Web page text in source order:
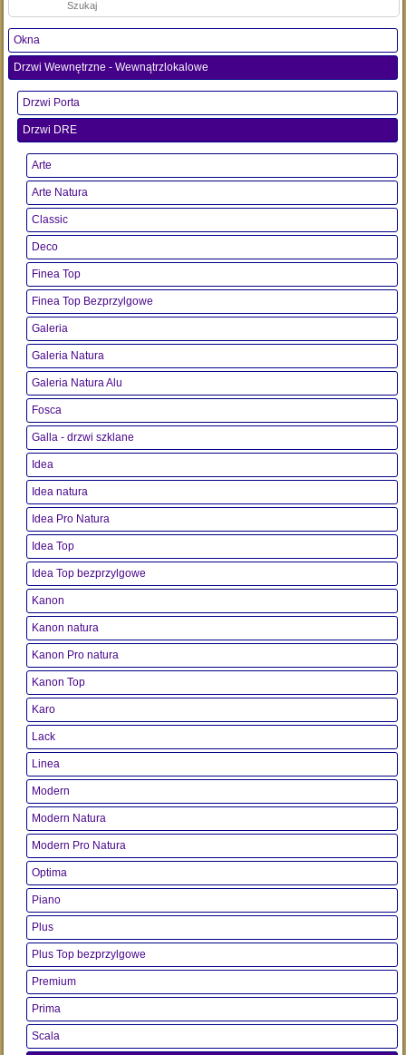
Okna
Drzwi Wewnętrzne - Wewnątrzlokalowe
Drzwi Porta
Drzwi DRE
Arte
Arte Natura
Classic
Deco
Finea Top
Finea Top Bezprzylgowe
Galeria
Galeria Natura
Galeria Natura Alu
Fosca
Galla - drzwi szklane
Idea
Idea natura
Idea Pro Natura
Idea Top
Idea Top bezprzylgowe
Kanon
Kanon natura
Kanon Pro natura
Kanon Top
Karo
Lack
Linea
Modern
Modern Natura
Modern Pro Natura
Optima
Piano
Plus
Plus Top bezprzylgowe
Premium
Prima
Scala